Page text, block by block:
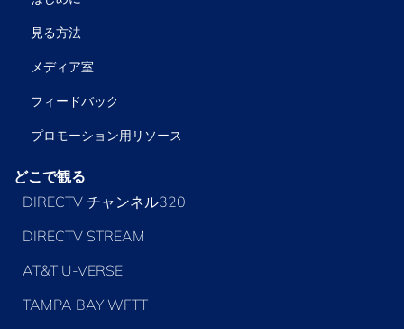
見る方法
メディア室
フィードバック
プロモーション用リソース
どこで観る
DIRECTV チャンネル320
DIRECTV STREAM
AT&T U-VERSE
TAMPA BAY WFTT